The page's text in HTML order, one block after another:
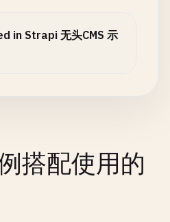
in Strapi 无头CMS 示
搭配使用的